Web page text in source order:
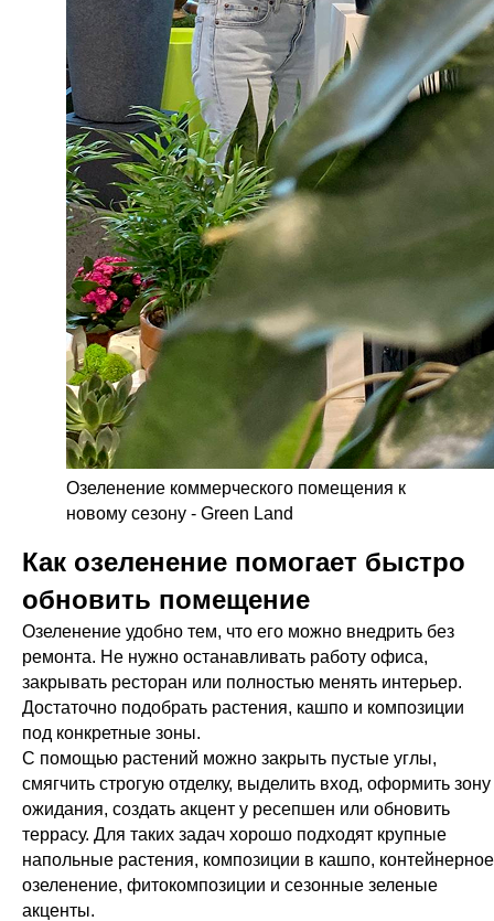
Озеленение коммерческого помещения к
новому сезону - Green Land
Как озеленение помогает быстро
обновить помещение
Озеленение удобно тем, что его можно внедрить без
ремонта. Не нужно останавливать работу офиса,
закрывать ресторан или полностью менять интерьер.
Достаточно подобрать растения, кашпо и композиции
под конкретные зоны.
С помощью растений можно закрыть пустые углы,
смягчить строгую отделку, выделить вход, оформить зону
ожидания, создать акцент у ресепшен или обновить
террасу. Для таких задач хорошо подходят крупные
напольные растения, композиции в кашпо, контейнерное
озеленение, фитокомпозиции и сезонные зеленые
акценты.